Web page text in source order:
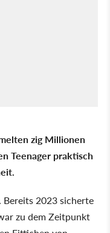
zig Millionen
Teenager praktisch
2023 sicherte
zu dem Zeitpunkt